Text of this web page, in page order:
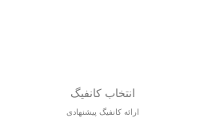
انتخاب کانفیگ
ارائه کانفیگ پیشنهادی